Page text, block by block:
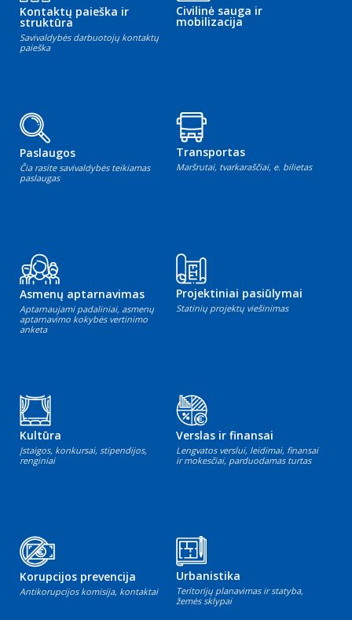
Kontaktų paieška ir
struktūra
Savivaldybės darbuotojų kontaktų
paieška
Civilinė sauga ir
mobilizacija
Paslaugos
Čia rasite savivaldybės teikiamas
paslaugas
Transportas
Maršrutai, tvarkaraščiai, e. bilietas
Asmenų aptarnavimas
Aptarnaujami padaliniai, asmenų
aptarnavimo kokybės vertinimo
anketa
Projektiniai pasiūlymai
Statinių projektų viešinimas
Kultūra
Įstaigos, konkursai, stipendijos,
renginiai
Verslas ir finansai
Lengvatos verslui, leidimai, finansai
ir mokesčiai, parduodamas turtas
Korupcijos prevencija
Antikorupcijos komisija, kontaktai
Urbanistika
Teritorijų planavimas ir statyba,
žemės sklypai